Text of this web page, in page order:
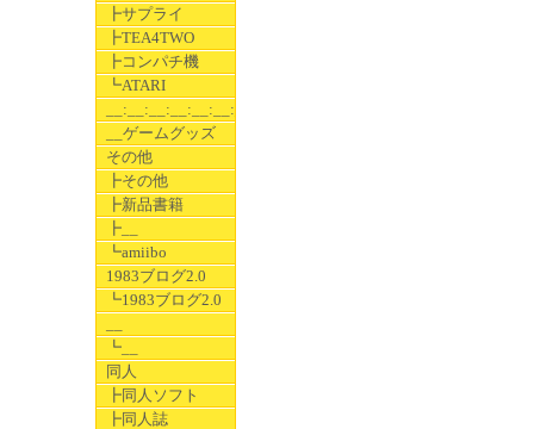
┣サプライ
┣TEA4TWO
┣コンパチ機
┗ATARI
__:__:__:__:__:__:__
__ゲームグッズ
その他
┣その他
┣新品書籍
┣__
┗amiibo
1983ブログ2.0
┗1983ブログ2.0
┗__
同人
┣同人ソフト
┣同人誌